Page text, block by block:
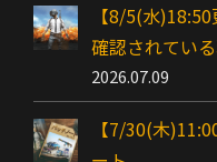
【8/5(水
確認されてい
2026.07.09
【7/30(木